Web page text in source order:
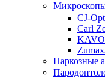
CJ-
Carl
KAVO
Zumax
Наркозные